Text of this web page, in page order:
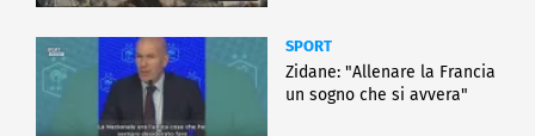
SPORT
Zidane: "Allenare la Francia
un sogno che si avvera"